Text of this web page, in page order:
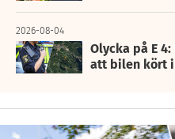
2026-08-04
Olycka på E
att bilen kört